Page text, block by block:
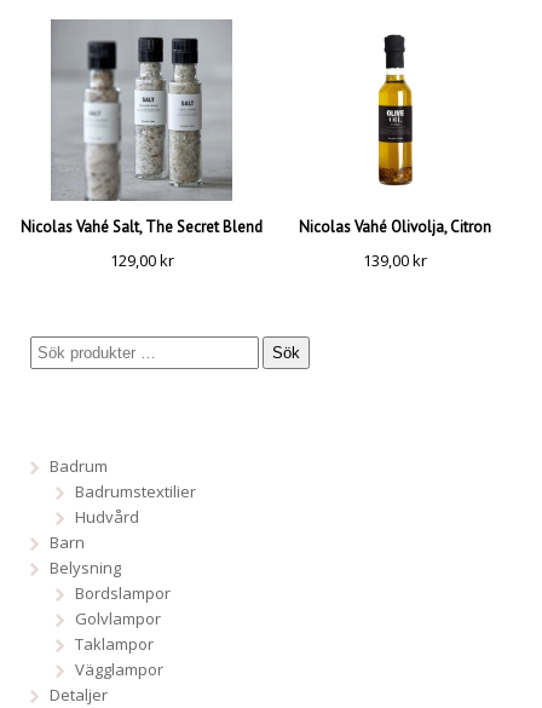
Nicolas Vahé Salt, The Secret Blend
129,00kr
Nicolas Vahé Olivolja, Citron
139,00kr
Sök
Badrum
Badrumstextilier
Hudvård
Barn
Belysning
Bordslampor
Golvlampor
Taklampor
Vägglampor
Detaljer